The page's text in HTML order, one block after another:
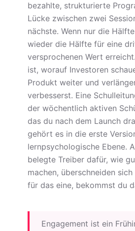
bezahlte, strukturierte
Lücke zwischen zwei
nächste. Wenn nur die
wieder die Hälfte für eine
versprochenen Wert
ist, worauf Investoren
Produkt weiter und
verbesserst. Eine
der wöchentlich aktiven
das du nach dem Launch
gehört es in die erste
lernpsychologische Ebene.
belegte Treiber dafür, wie
machen, überschneiden
für das eine, bekommst du
Engagement ist ein